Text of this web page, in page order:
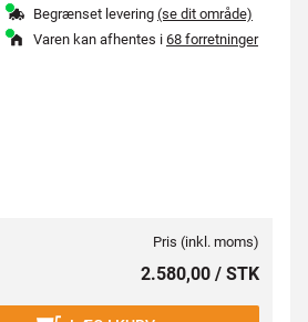
Begrænset levering (se dit område)
Varen kan afhentes i 68 forretninger
Pris (inkl. moms)
2.580,00 / STK